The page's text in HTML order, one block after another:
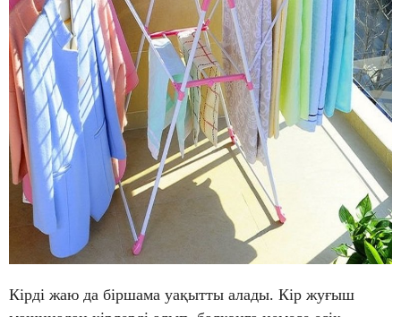
Кірді жаю да біршама уақытты алады. Кір жуғыш